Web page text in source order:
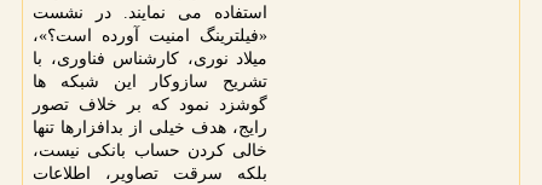
استفاده می نمایند. در نشست
«فیلترینگ امنیت آورده است؟»،
میلاد نوری، کارشناس فناوری، با
تشریح سازوکار این شبکه ها
گوشزد نمود که بر خلاف تصور
رایج، هدف خیلی از بدافزارها تنها
خالی کردن حساب بانکی نیست،
بلکه سرقت تصاویر، اطلاعات